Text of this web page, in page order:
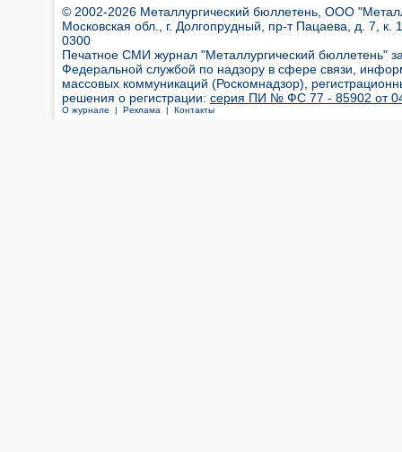
© 2002-2026 Металлургический бюллетень, ООО
Московская обл., г. Долгопрудный, пр-т Пацаева, д. 7,
0300
Печатное СМИ журнал "Металлургический бюллетень"
Федеральной службой по надзору в сфере связи,
массовых коммуникаций (Роскомнадзор),
решения о регистрации: серия ПИ № ФС 77 - 85902 от 04
О журнале | Реклама | Контакты